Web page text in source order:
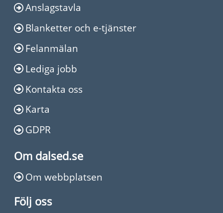
Anslagstavla
Blanketter och e-tjänster
Felanmälan
Lediga jobb
Kontakta oss
Karta
GDPR
Om dalsed.se
Om webbplatsen
Följ oss